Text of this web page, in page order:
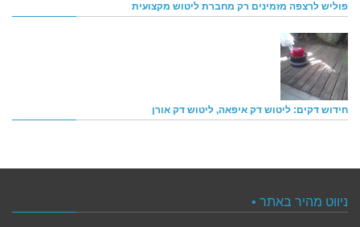
פוליש לרצפה מזמינים רק מחברת ליטוש מקצועית
חידוש דקים: ליטוש דק איפאה, ליטוש דק אורן
ניווט מהיר באתר •